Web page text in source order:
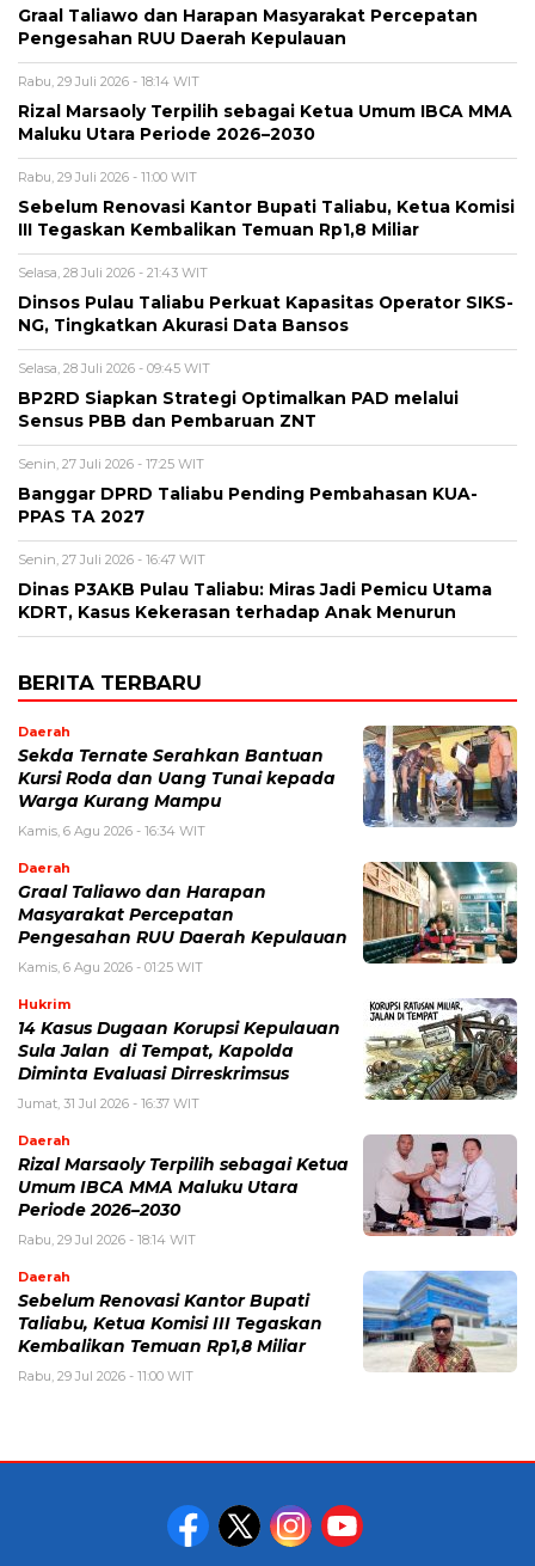
Graal Taliawo dan Harapan Masyarakat Percepatan
Pengesahan RUU Daerah Kepulauan
Rabu, 29 Juli 2026 - 18:14 WIT
Rizal Marsaoly Terpilih sebagai Ketua Umum IBCA MMA
Maluku Utara Periode 2026–2030
Rabu, 29 Juli 2026 - 11:00 WIT
Sebelum Renovasi Kantor Bupati Taliabu, Ketua Komisi
III Tegaskan Kembalikan Temuan Rp1,8 Miliar
Selasa, 28 Juli 2026 - 21:43 WIT
Dinsos Pulau Taliabu Perkuat Kapasitas Operator SIKS-
NG, Tingkatkan Akurasi Data Bansos
Selasa, 28 Juli 2026 - 09:45 WIT
BP2RD Siapkan Strategi Optimalkan PAD melalui
Sensus PBB dan Pembaruan ZNT
Senin, 27 Juli 2026 - 17:25 WIT
Banggar DPRD Taliabu Pending Pembahasan KUA-
PPAS TA 2027
Senin, 27 Juli 2026 - 16:47 WIT
Dinas P3AKB Pulau Taliabu: Miras Jadi Pemicu Utama
KDRT, Kasus Kekerasan terhadap Anak Menurun
BERITA TERBARU
Daerah
Sekda Ternate Serahkan Bantuan
Kursi Roda dan Uang Tunai kepada
Warga Kurang Mampu
Kamis, 6 Agu 2026 - 16:34 WIT
Daerah
Graal Taliawo dan Harapan
Masyarakat Percepatan
Pengesahan RUU Daerah Kepulauan
Kamis, 6 Agu 2026 - 01:25 WIT
Hukrim
14 Kasus Dugaan Korupsi Kepulauan
Sula Jalan di Tempat, Kapolda
Diminta Evaluasi Dirreskrimsus
Jumat, 31 Jul 2026 - 16:37 WIT
Daerah
Rizal Marsaoly Terpilih sebagai Ketua
Umum IBCA MMA Maluku Utara
Periode 2026–2030
Rabu, 29 Jul 2026 - 18:14 WIT
Daerah
Sebelum Renovasi Kantor Bupati
Taliabu, Ketua Komisi III Tegaskan
Kembalikan Temuan Rp1,8 Miliar
Rabu, 29 Jul 2026 - 11:00 WIT